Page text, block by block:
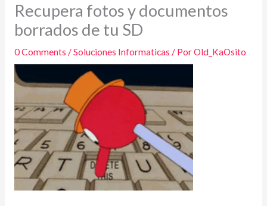
Recupera fotos y documentos
borrados de tu SD
0 Comments /Soluciones Informaticas / PorOld_KaOsito